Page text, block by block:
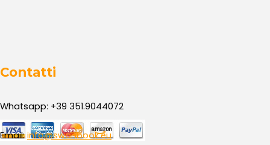
Contatti
Whatsapp: +39 351.9044072
Email:info@swanbook.eu